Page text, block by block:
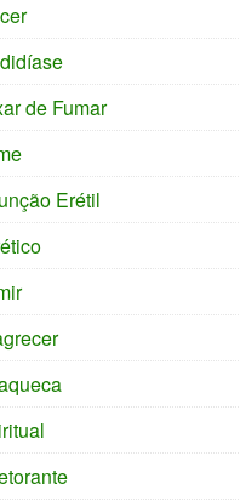
de Fumar
Erétil